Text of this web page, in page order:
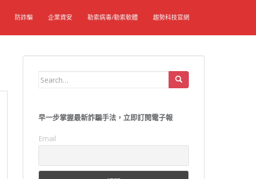
防詐騙 企業資安 勒索病毒/勒索軟體 趨勢科技官網
Search
早一步掌握最新詐騙手法，立即訂閱電子報
Email